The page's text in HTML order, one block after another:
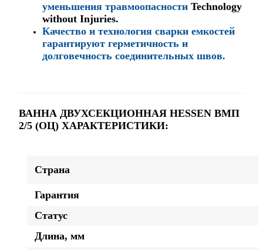
уменьшения травмоопасности Technology
without Injuries.
Качество и технология сварки емкостей
гарантируют герметичность и
долговечность соединительных швов.
ВАННА ДВУХСЕКЦИОННАЯ HESSEN ВМП
2/5 (ОЦ) ХАРАКТЕРИСТИКИ:
Страна
Гарантия
Статус
Длина, мм